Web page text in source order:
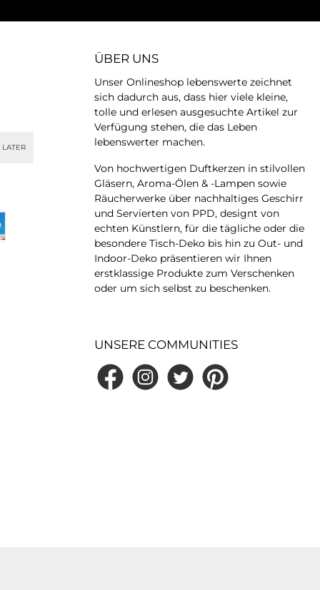
LATER
ÜBER UNS
Unser Onlineshop lebenswerte zeichnet
sich dadurch aus, dass hier viele kleine,
tolle und erlesen ausgesuchte Artikel zur
Verfügung stehen, die das Leben
lebenswerter machen.
Von hochwertigen Duftkerzen in stilvollen
Gläsern, Aroma-Ölen & -Lampen sowie
Räucherwerke über nachhaltiges Geschirr
und Servierten von PPD, designt von
echten Künstlern, für die tägliche oder die
besondere Tisch-Deko bis hin zu Out- und
Indoor-Deko präsentieren wir Ihnen
erstklassige Produkte zum Verschenken
oder um sich selbst zu beschenken.
UNSERE COMMUNITIES
FacebookInstagramTwitter Pinterest